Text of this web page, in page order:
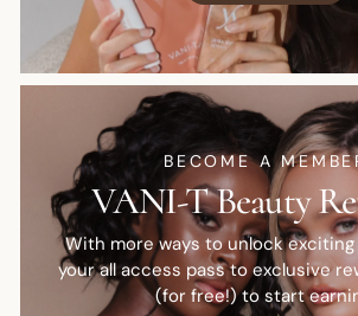
BECOME A
VANI-T Beauty
With more ways to unlock
your all access pass to exclusive
(for free!) to start